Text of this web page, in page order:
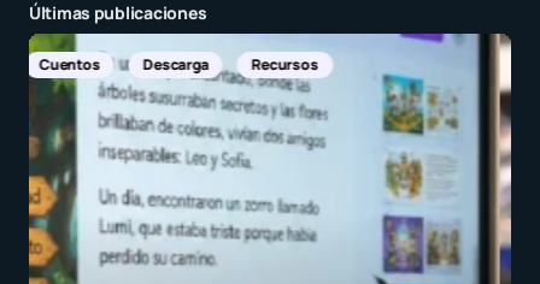
Últimas publicaciones
Noticias Internacionales